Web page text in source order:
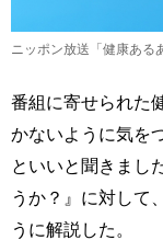
ニッポン放送「健康ある
番組に寄せられた
かないように気を
といいと聞きまし
うか？』に対して
うに解説した。